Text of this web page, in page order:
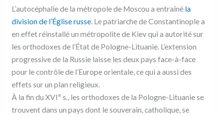
L’autocéphalie de la métropole de Moscou a entraîné la
division de l’Église russe. Le patriarche de Constantinople a
en effet réinstallé un métropolite de Kiev qui a autorité sur
les orthodoxes de l’État de Pologne-Lituanie. L’extension
progressive de la Russie laisse les deux pays face-à-face
pour le contrôle de l’Europe orientale, ce qui a aussi des
effets sur un plan religieux.
À la fin du XVI e s., les orthodoxes de la Pologne-Lituanie se
trouvent dans un pays dont le souverain, catholique, se